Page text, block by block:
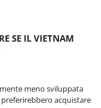
SE IL VIETNAM
meno sviluppata
acquistare